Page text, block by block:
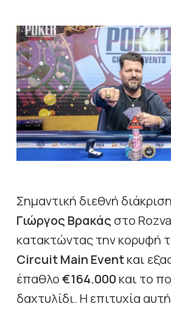
Σημαντική διεθνή
Γιώργος Βρακάς στο
κατακτώντας την κορυφή
Circuit Main Eventκαι
έπαθλο€164.000 και το
δαχτυλίδι. Η επιτυχία